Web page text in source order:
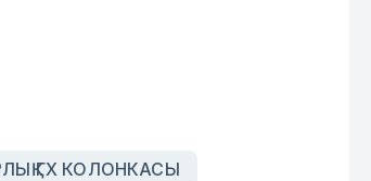
ГХ КОЛОНКАСЫ